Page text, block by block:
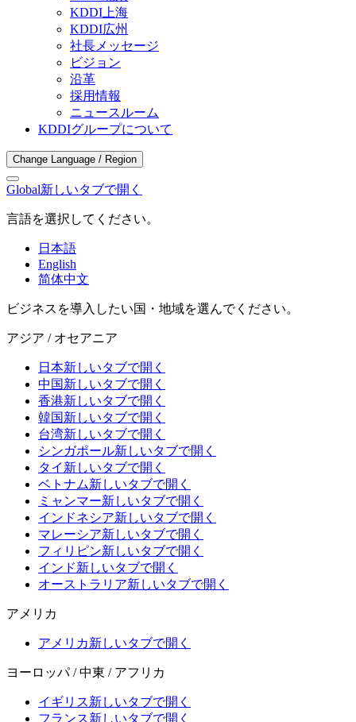
KDDI上海
KDDI広州
社長メッセージ
ビジョン
沿革
採用情報
ニュースルーム
KDDIグループについて
Change Language / Region
Global新しいタブで開く
言語を選択してください。
日本語
English
简体中文
ビジネスを導入したい国・地域を選んでください。
アジア / オセアニア
日本新しいタブで開く
中国新しいタブで開く
香港新しいタブで開く
韓国新しいタブで開く
台湾新しいタブで開く
シンガポール新しいタブで開く
タイ 新しいタブで開く
ベトナム新しいタブで開く
ミャンマー新しいタブで開く
インドネシア新しいタブで開く
マレーシア新しいタブで開く
フィリピン新しいタブで開く
インド新しいタブで開く
オーストラリア新しいタブで開く
アメリカ
アメリカ新しいタブで開く
ヨーロッパ / 中東 / アフリカ
イギリス新しいタブで開く
フランス新しいタブで開く